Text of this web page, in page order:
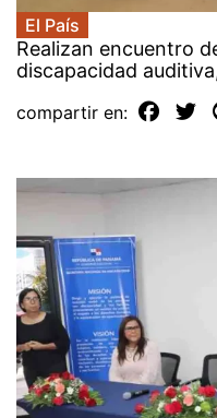
El País
Realizan encuentro
discapacidad
compartir en: